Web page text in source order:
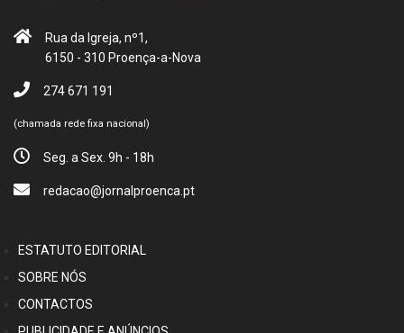
Rua da Igreja, nº1,
6150 - 310 Proença-a-Nova
274 671 191
(chamada rede fixa nacional)
Seg. a Sex. 9h - 18h
redacao@jornalproenca.pt
ESTATUTO EDITORIAL
SOBRE NÓS
CONTACTOS